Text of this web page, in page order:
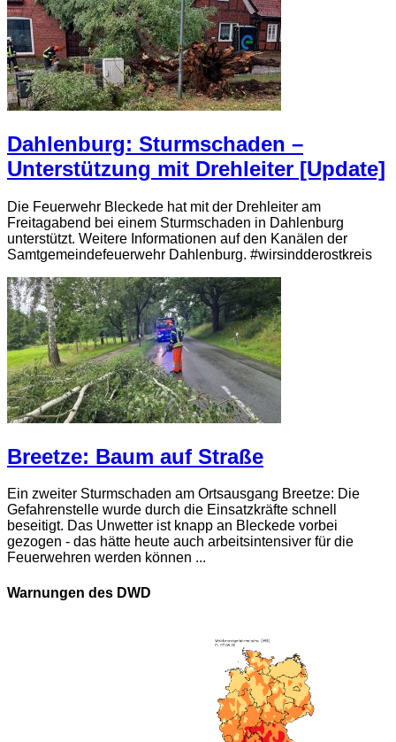
Dahlenburg: Sturmschaden –
Unterstützung mit Drehleiter [Update]
Die Feuerwehr Bleckede hat mit der Drehleiter am
Freitagabend bei einem Sturmschaden in Dahlenburg
unterstützt. Weitere Informationen auf den Kanälen der
Samtgemeindefeuerwehr Dahlenburg. #wirsindderostkreis
Breetze: Baum auf Straße
Ein zweiter Sturmschaden am Ortsausgang Breetze: Die
Gefahrenstelle wurde durch die Einsatzkräfte schnell
beseitigt. Das Unwetter ist knapp an Bleckede vorbei
gezogen - das hätte heute auch arbeitsintensiver für die
Feuerwehren werden können ...
Warnungen des DWD